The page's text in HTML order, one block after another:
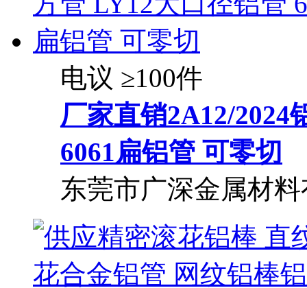
电议 ≥100件
厂家直销2A12/2024
6061扁铝管 可零切
东莞市广深金属材